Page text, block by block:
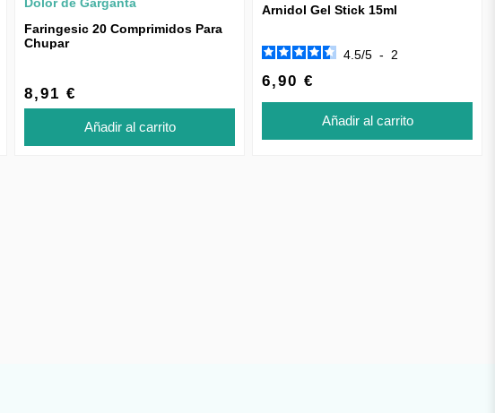
Dolor de Garganta
Faringesic 20 Comprimidos Para
Chupar
8,91 €
Añadir al carrito
Arnidol Gel Stick 15ml
4.5/5 - 2
6,90 €
Añadir al carrito